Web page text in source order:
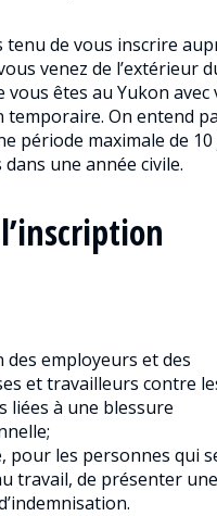
tenu de vous inscrire
venez de l’extérieur
êtes au Yukon avec
temporaire. On entend
période maximale de
une année civile.
employeurs et des
et travailleurs contre
liées à une blessure
pour les personnes qui
travail, de présenter une